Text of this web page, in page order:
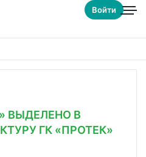
Войти
ВЫДЕЛЕНО В
ГК «ПРОТЕК»